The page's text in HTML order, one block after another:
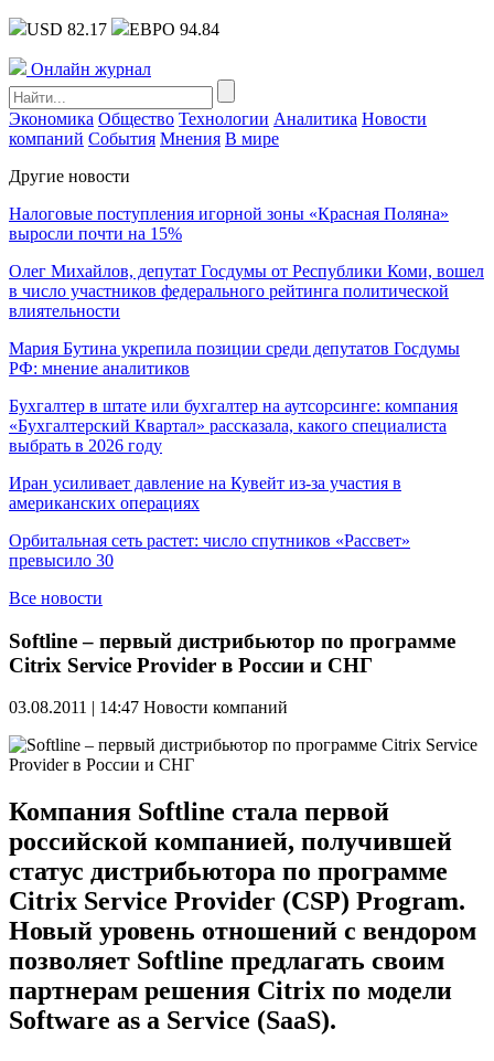
USD 82.17 ЕВРО 94.84
Онлайн журнал
Экономика Общество Технологии Аналитика Новости
компаний События Мнения В мире
Другие новости
Налоговые поступления игорной зоны «Красная Поляна»
выросли почти на 15%
Олег Михайлов, депутат Госдумы от Республики Коми, вошел
в число участников федерального рейтинга политической
влиятельности
Мария Бутина укрепила позиции среди депутатов Госдумы
РФ: мнение аналитиков
Бухгалтер в штате или бухгалтер на аутсорсинге: компания
«Бухгалтерский Квартал» рассказала, какого специалиста
выбрать в 2026 году
Иран усиливает давление на Кувейт из-за участия в
американских операциях
Орбитальная сеть растет: число спутников «Рассвет»
превысило 30
Все новости
Softline – первый дистрибьютор по программе
Citrix Service Provider в России и СНГ
03.08.2011 | 14:47 Новости компаний
Компания Softline стала первой
российской компанией, получившей
статус дистрибьютора по программе
Citrix Service Provider (CSP) Program.
Новый уровень отношений с вендором
позволяет Softline предлагать своим
партнерам решения Citrix по модели
Software as a Service (SaaS).